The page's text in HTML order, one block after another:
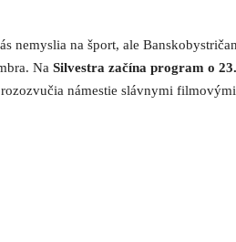
nemyslia na šport, ale
Na Silvestra začína program o
námestie slávnymi